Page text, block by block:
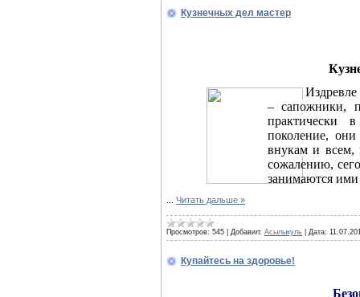
Кузнечных дел мастер
– сапожники,
поколение,
внукам и всем,
сожалению,
занимаются
Читать дальше »
Просмотров: 545 Добавил: Асылыкуль Дата:
Купайтесь на здоровье!